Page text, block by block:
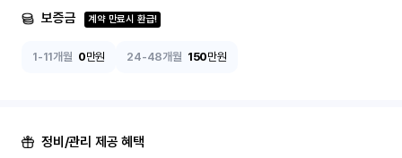
보증금 계약 만료시 환급!
1-11개월 0만원 24-48개월 150만원
정비/관리 제공 혜택